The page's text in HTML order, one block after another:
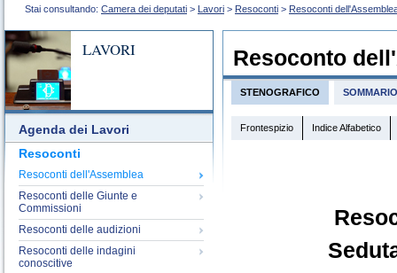
Stai consultando: Camera dei deputati > Lavori > Resoconti > Resoconti
LAVORI
Agenda dei Lavori
Resoconti
Resoconti dell'Assemblea
Resoconti delle Giunte e
Commissioni
Resoconti delle audizioni
Resoconti delle indagini
conoscitive
Resoconto
STENOGRAFICO SOMMARIO
Frontespizio Indice Alfabetico